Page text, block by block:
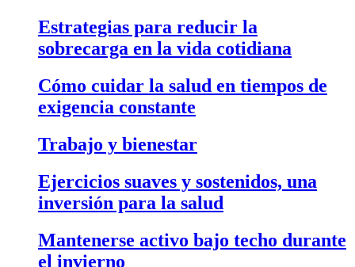
Estrategias para reducir la
sobrecarga en la vida cotidiana
Cómo cuidar la salud en tiempos de
exigencia constante
Trabajo y bienestar
Ejercicios suaves y sostenidos, una
inversión para la salud
Mantenerse activo bajo techo durante
el invierno